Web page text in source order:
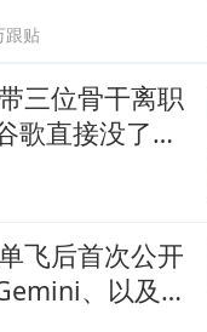
跟贴
三位骨干离职
歌直接没了
飞后首次公开
、以及什